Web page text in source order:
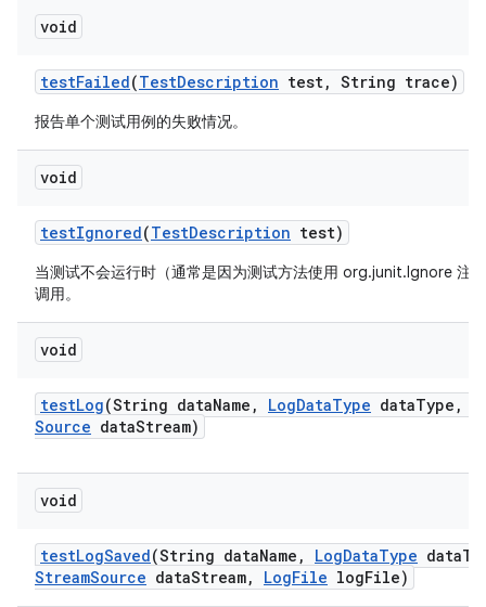
void
testFailed(TestDescription test, String trace)
报告单个测试用例的失败情况。
void
testIgnored(TestDescription test)
当测试不会运行时（通常是因为测试方法使用 org.junit.Ignore 注
调用。
void
testLog(String dataName , LogDataType dataType ,
Source dataStream)
void
testLogSaved(String dataName , LogDataType data
StreamSource dataStream, LogFile logFile)